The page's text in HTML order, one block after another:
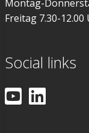
Montag-
Freitag 7.30-
Social links